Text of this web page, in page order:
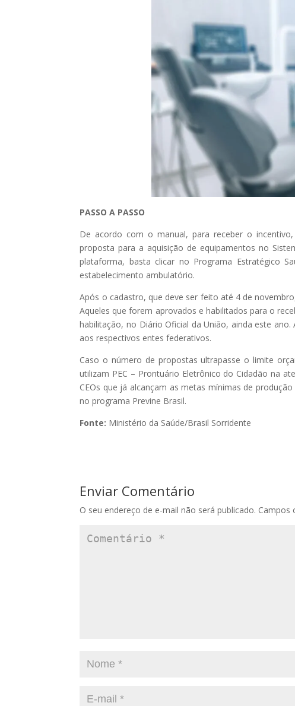
PASSO A PASSO
De acordo com o manual, para receber o
proposta para a aquisição de equipamentos no
plataforma, basta clicar no Programa Estratégico
estabelecimento ambulatório.
Após o cadastro, que deve ser feito até 4 de
Aqueles que forem aprovados e habilitados para o
habilitação, no Diário Oficial da União, ainda este
aos respectivos entes federativos.
Caso o número de propostas ultrapasse o limite
utilizam PEC – Prontuário Eletrônico do Cidadão na
CEOs que já alcançam as metas mínimas de
no programa Previne Brasil.
Fonte: Ministério da Saúde/Brasil Sorridente
Enviar Comentário
O seu endereço de e-mail não será publicado. Campos